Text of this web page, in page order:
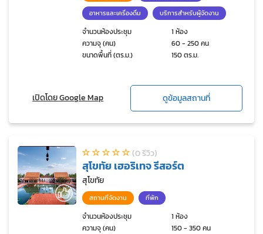
อาหารและเครื่องดื่ม
บริการสำหรับผู้จัดงาน
จำนวนห้องประชุม
1 ห้อง
ความจุ (คน)
60 - 250 คน
ขนาดพื้นที่ (ตร.ม.)
150 ตร.ม.
เปิดโดย Google Map ดูข้อมูลสถานที่
(0 รีวิว)
สุโขทัย เฮอริเทจ รีสอร์ต
สุโขทัย
สถานที่จัดงาน ที่พัก
จำนวนห้องประชุม
1 ห้อง
ความจุ (คน)
150 - 350 คน